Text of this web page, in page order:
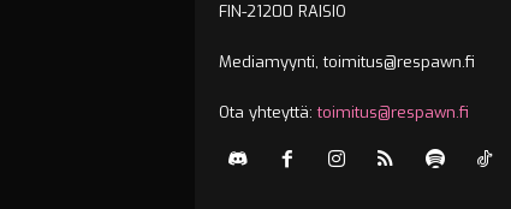
FIN-21200 RAISIO
Mediamyynti, toimitus@respawn.fi
Ota yhteyttä:toimitus@respawn.fi